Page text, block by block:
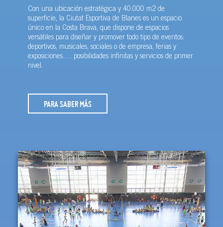
Con una ubicación estratégica y 40.000 m2 de
superficie, la Ciutat Esportiva de Blanes es un espacio
único en la Costa Brava, que dispone de espacios
versátiles para diseñar y promover todo tipo de eventos:
deportivos, musicales, sociales o de empresa, ferias y
exposiciones…. posibilidades infinitas y servicios de primer
nivel.
PARA SABER MÁS